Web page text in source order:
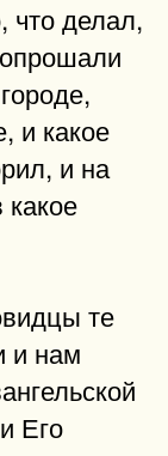
что делал,
и какое
и на
те
и нам
Его